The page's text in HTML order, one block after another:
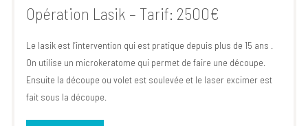
Opération Lasik – Tarif: 2500€
Le lasik est l’intervention qui est pratique depuis plus de 15 ans .
On utilise un microkeratome qui permet de faire une découpe.
Ensuite la découpe ou volet est soulevée et le laser excimer est
fait sous la découpe.